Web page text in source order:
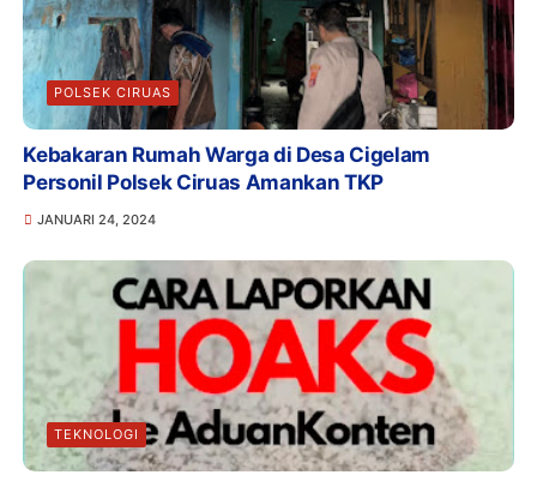
POLSEK CIRUAS
Kebakaran Rumah Warga di Desa Cigelam
Personil Polsek Ciruas Amankan TKP
JANUARI 24, 2024
TEKNOLOGI